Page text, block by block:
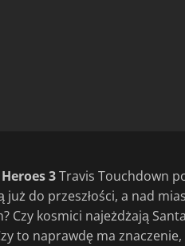
3Travis Touchdown
już do przeszłości, a nad
Czy kosmici najeżdżają
to naprawdę ma